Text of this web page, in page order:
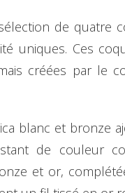
de quatre
uniques. Ces
créées par le
blanc et bronze
de couleur
et or,